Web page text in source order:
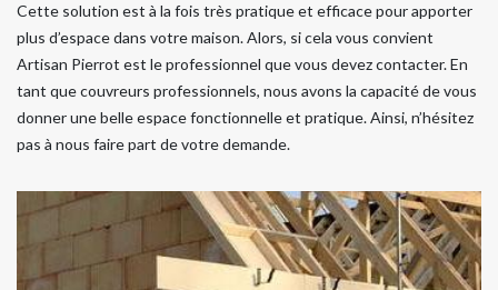
Cette solution est à la fois très pratique et efficace pour apporter
plus d’espace dans votre maison. Alors, si cela vous convient
Artisan Pierrot est le professionnel que vous devez contacter. En
tant que couvreurs professionnels, nous avons la capacité de vous
donner une belle espace fonctionnelle et pratique. Ainsi, n’hésitez
pas à nous faire part de votre demande.